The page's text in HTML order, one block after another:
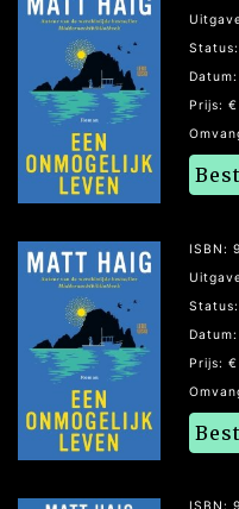
Prijs:
ISBN:
Prijs: